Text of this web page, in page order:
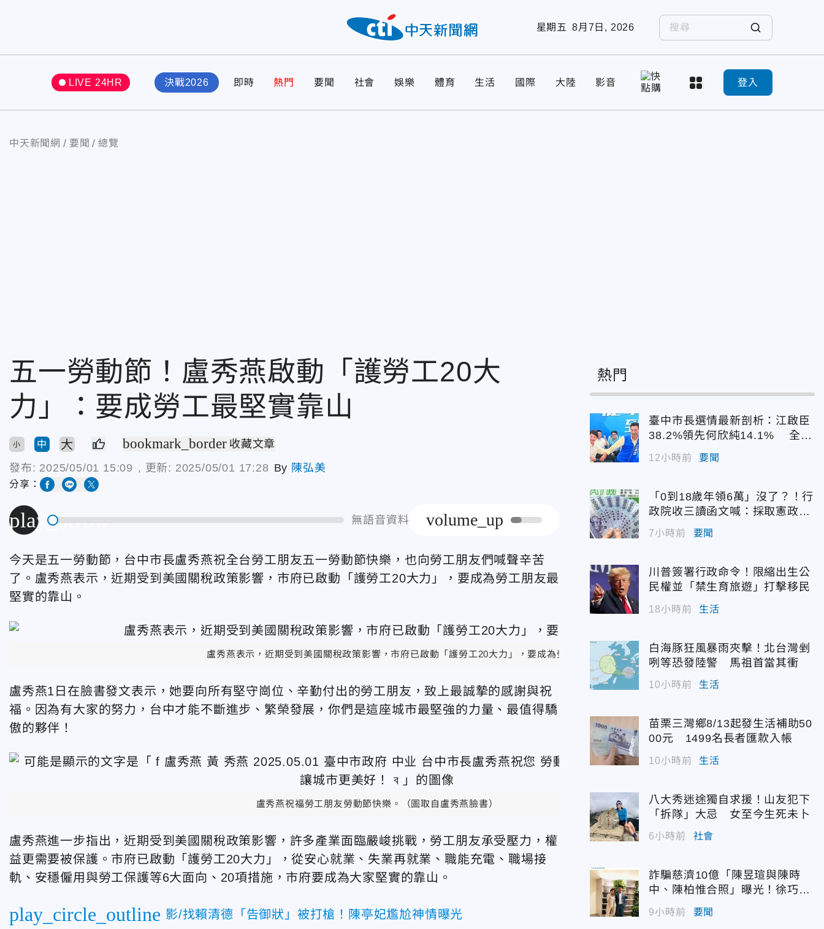
星期五 8月7日, 2026
LIVE 24HR 決戰2026 即時 熱門 要聞 社會 娛樂 體育 生活 國際 大陸 影音 登入
中天新聞網 要聞 總覽
五一勞動節！盧秀燕啟動「護勞工20大
力」：要成勞工最堅實靠山
小 中 大 bookmark_border 收藏文章
發布: 2025/05/01 15:09 , 更新: 2025/05/01 17:28 By 陳弘美
分享：
play_arrow 無語音資料 volume_up
今天是五一勞動節，台中市長盧秀燕祝全台勞工朋友五一勞動節快樂，也向勞工朋友們喊聲辛苦
了。盧秀燕表示，近期受到美國關稅政策影響，市府已啟動「護勞工20大力」，要成為勞工朋友最
堅實的靠山。
盧秀燕表示，近期受到美國關稅政策影響，市府已啟動「護勞工20大力」，要成為勞工朋友最堅實的靠山。（圖取自盧秀燕臉書）
盧秀燕1日在臉書發文表示，她要向所有堅守崗位、辛勤付出的勞工朋友，致上最誠摯的感謝與祝
福。因為有大家的努力，台中才能不斷進步、繁榮發展，你們是這座城市最堅強的力量、最值得驕
傲的夥伴！
盧秀燕祝福勞工朋友勞動節快樂。（圖取自盧秀燕臉書）
盧秀燕進一步指出，近期受到美國關稅政策影響，許多產業面臨嚴峻挑戰，勞工朋友承受壓力，權
益更需要被保護。市府已啟動「護勞工20大力」，從安心就業、失業再就業、職能充電、職場接
軌、安穩僱用與勞工保護等6大面向、20項措施，市府要成為大家堅實的靠山。
play_circle_outline 影/找賴清德「告御狀」被打槍！陳亭妃尷尬神情曝光
熱門
臺中市長選情最新剖析：江啟臣
38.2%領先何欣純14.1% 全世
代支持度全面居首
12小時前 要聞
「0到18歲年領6萬」沒了？！行
政院收三讀函文喊：採取憲政作
為
7小時前 要聞
川普簽署行政命令！限縮出生公
民權並「禁生育旅遊」打擊移民
18小時前 生活
白海豚狂風暴雨夾擊！北台灣剉
咧等恐發陸警 馬祖首當其衝
10小時前 生活
苗栗三灣鄉8/13起發生活補助50
00元 1499名長者匯款入帳
10小時前 生活
八大秀迷途獨自求援！山友犯下
「拆隊」大忌 女至今生死未卜
6小時前 社會
詐騙慈濟10億「陳昱瑄與陳時
中、陳柏惟合照」曝光！徐巧芯
震撼出手
9小時前 要聞